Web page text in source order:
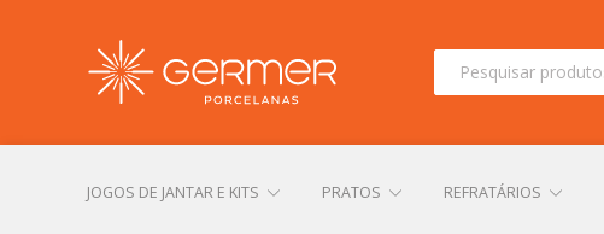
Pesquisar
JOGOS DE JANTAR E KITS PRATOS REFRATÁRIOS